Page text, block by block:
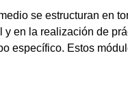
se estructuran en
en la realización de
específico. Estos